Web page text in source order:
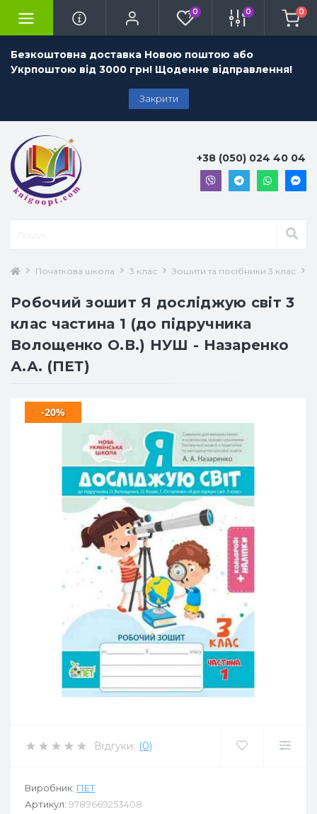
Безкоштовна доставка Новою поштою або
Укрпоштою від 3000 грн! Щоденне відправлення!
Закрити
0 0 0
+38 (050) 024 40 04
Початкова школа 3 клас Зошити та посібники 3 клас
Робочий зошит Я досліджую світ 3
клас частина 1 (до підручника
Волощенко О.В.) НУШ - Назаренко
А.А. (ПЕТ)
-20%
Відгуки: (0)
Виробник: ПЕТ
Артикул: 9789669253408